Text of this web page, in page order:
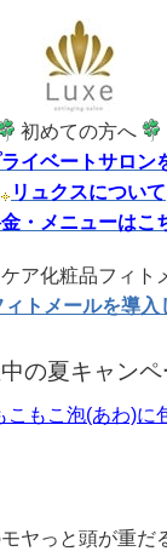
初めての方へ
イベートサロン
リュクスについて
・メニューはこ
ア化粧品フィト
トメールを導入
の夏キャンペ
こもこ泡(あわ)に
ヤっと頭が重だ